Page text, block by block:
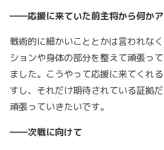
――応援に来ていた前主将から何か
戦術的に細かいこととかは言われな
ションや身体の部分を整えて頑張っ
ました。こうやって応援に来てくれ
すし、それだけ期待されている証拠
頑張っていきたいです。
――次戦に向けて